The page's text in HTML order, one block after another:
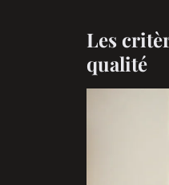
Les
qualité